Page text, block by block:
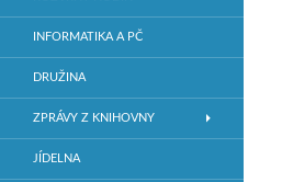
INFORMATIKA A PČ
DRUŽINA
ZPRÁVY Z KNIHOVNY
JÍDELNA